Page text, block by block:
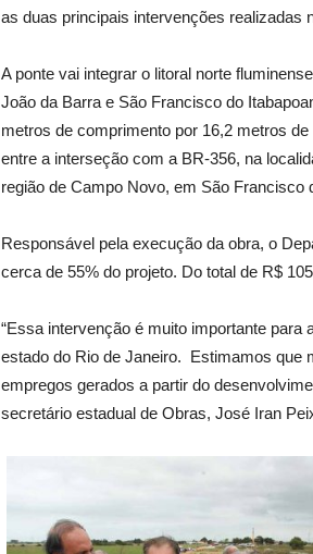
as duas principais intervenções realizadas
A ponte vai integrar o litoral norte
João da Barra e São Francisco do
metros de comprimento por 16,2 metros
entre a interseção com a BR-356, na
região de Campo Novo, em São Francisco
Responsável pela execução da obra, o
cerca de 55% do projeto. Do total de R$
“Essa intervenção é muito importante
estado do Rio de Janeiro. Estimamos que
empregos gerados a partir do
secretário estadual de Obras, José Iran